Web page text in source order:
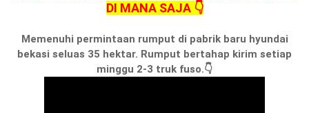
DI MANA SAJA 👇
Memenuhi permintaan rumput di pabrik baru hyundai
bekasi seluas 35 hektar. Rumput bertahap kirim setiap
minggu 2-3 truk fuso.👇